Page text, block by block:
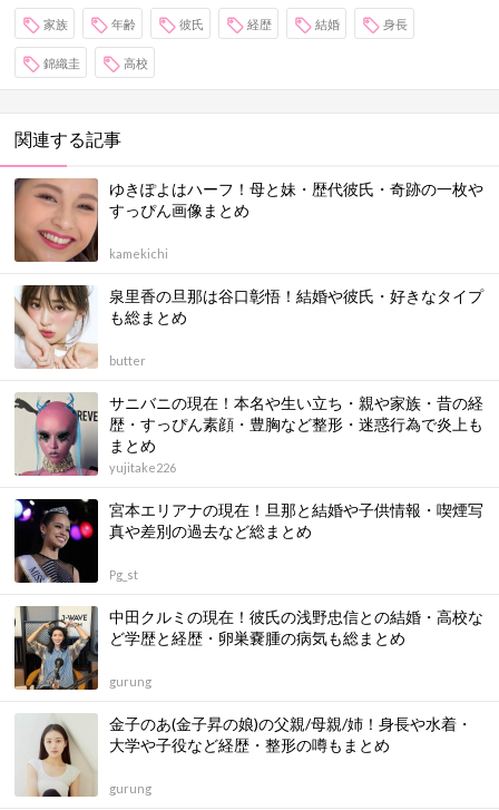
家族 年齢 彼氏 経歴 結婚 身長
錦織圭 高校
関連する記事
ゆきぽよはハーフ！母と妹・歴代彼氏・奇跡の一枚や
すっぴん画像まとめ
kamekichi
泉里香の旦那は谷口彰悟！結婚や彼氏・好きなタイプ
も総まとめ
butter
サニバニの現在！本名や生い立ち・親や家族・昔の経
歴・すっぴん素顔・豊胸など整形・迷惑行為で炎上も
まとめ
yujitake226
宮本エリアナの現在！旦那と結婚や子供情報・喫煙写
真や差別の過去など総まとめ
Pg_st
中田クルミの現在！彼氏の浅野忠信との結婚・高校な
ど学歴と経歴・卵巣嚢腫の病気も総まとめ
gurung
金子のあ(金子昇の娘)の父親/母親/姉！身長や水着・
大学や子役など経歴・整形の噂もまとめ
gurung